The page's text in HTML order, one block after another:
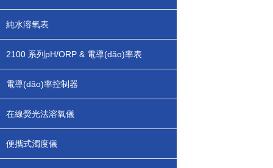
純水溶氧表
2100 系列pH/ORP & 電導(dǎo)率表
電導(dǎo)率控制器
在線熒光法溶氧儀
便攜式濁度儀